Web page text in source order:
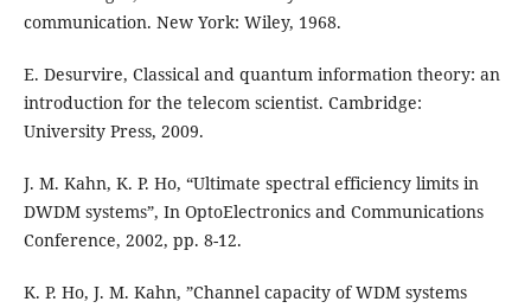
communication. New York: Wiley, 1968.
E. Desurvire, Classical and quantum information theory: an
introduction for the telecom scientist. Cambridge:
University Press, 2009.
J. M. Kahn, K. P. Ho, “Ultimate spectral efficiency limits in
DWDM systems”, In OptoElectronics and Communications
Conference, 2002, pp. 8-12.
K. P. Ho, J. M. Kahn, ”Channel capacity of WDM systems